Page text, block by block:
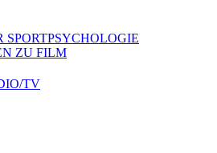
SPORTPSYCHOLOGIE
ZU FILM
TV